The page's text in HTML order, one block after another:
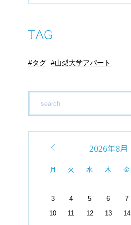
タグ 山梨大学アパート
2026年8月
月 火 水 木 金
3
4 5 6 7
10
11 12 13 14